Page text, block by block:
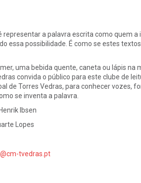
a palavra escrita como quem a
essa possibilidade. É como se estes
uma bebida quente, caneta ou lápis na
convida o público para este clube de
de Torres Vedras, para conhecer vozes,
se inventa a palavra.
Ibsen
Lopes
tvedras.pt